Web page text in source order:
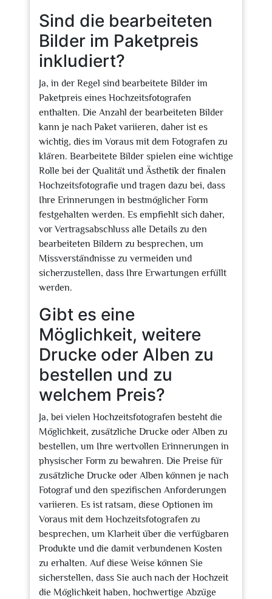
Sind die bearbeiteten
Bilder im Paketpreis
inkludiert?
Ja, in der Regel sind bearbeitete Bilder im
Paketpreis eines Hochzeitsfotografen
enthalten. Die Anzahl der bearbeiteten Bilder
kann je nach Paket variieren, daher ist es
wichtig, dies im Voraus mit dem Fotografen zu
klären. Bearbeitete Bilder spielen eine wichtige
Rolle bei der Qualität und Ästhetik der finalen
Hochzeitsfotografie und tragen dazu bei, dass
Ihre Erinnerungen in bestmöglicher Form
festgehalten werden. Es empfiehlt sich daher,
vor Vertragsabschluss alle Details zu den
bearbeiteten Bildern zu besprechen, um
Missverständnisse zu vermeiden und
sicherzustellen, dass Ihre Erwartungen erfüllt
werden.
Gibt es eine
Möglichkeit, weitere
Drucke oder Alben zu
bestellen und zu
welchem Preis?
Ja, bei vielen Hochzeitsfotografen besteht die
Möglichkeit, zusätzliche Drucke oder Alben zu
bestellen, um Ihre wertvollen Erinnerungen in
physischer Form zu bewahren. Die Preise für
zusätzliche Drucke oder Alben können je nach
Fotograf und den spezifischen Anforderungen
variieren. Es ist ratsam, diese Optionen im
Voraus mit dem Hochzeitsfotografen zu
besprechen, um Klarheit über die verfügbaren
Produkte und die damit verbundenen Kosten
zu erhalten. Auf diese Weise können Sie
sicherstellen, dass Sie auch nach der Hochzeit
die Möglichkeit haben, hochwertige Abzüge